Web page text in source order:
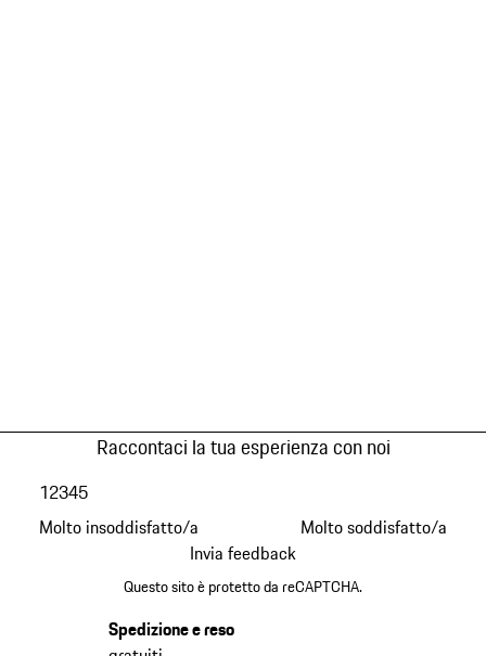
Raccontaci la tua esperienza con noi
Molto insoddisfatto/a
12345
Molto soddisfatto/a
Invia feedback
Questo sito è protetto da reCAPTCHA.
Spedizione e reso